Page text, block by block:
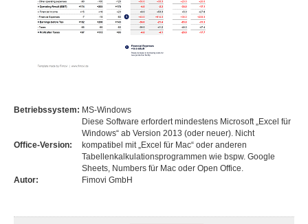
Betriebssystem: MS-Windows
Office-Version:
Diese Software erfordert mindestens Microsoft „Excel für
Windows“ ab Version 2013 (oder neuer). Nicht
kompatibel mit „Excel für Mac“ oder anderen
Tabellenkalkulationsprogrammen wie bspw. Google
Sheets, Numbers für Mac oder Open Office.
Autor:
Fimovi GmbH